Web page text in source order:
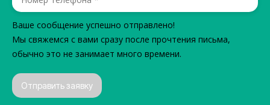
Ваше сообщение успешно отправлено!
Мы свяжемся с вами сразу после прочтения письма,
обычно это не занимает много времени.
Отправить заявку